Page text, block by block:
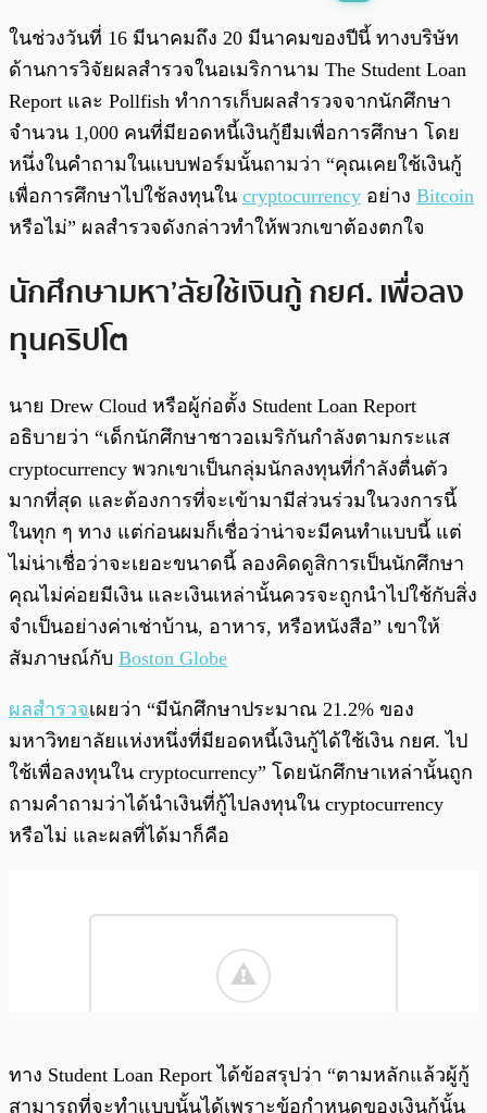
พร้อมเล่น 0:00 0:00
ในช่วงวันที่ 16 มีนาคมถึง 20 มีนาคมของปีนี้ ทางบริษัท
ด้านการวิจัยผลสำรวจในอเมริกานาม The Student Loan
Report และ Pollfish ทำการเก็บผลสำรวจจากนักศึกษา
จำนวน 1,000 คนที่มียอดหนี้เงินกู้ยืมเพื่อการศึกษา โดย
หนึ่งในคำถามในแบบฟอร์มนั้นถามว่า “คุณเคยใช้เงินกู้
เพื่อการศึกษาไปใช้ลงทุนใน cryptocurrency อย่าง Bitcoin
หรือไม่” ผลสำรวจดังกล่าวทำให้พวกเขาต้องตกใจ
นักศึกษามหา’ลัยใช้เงินกู้ กยศ. เพื่อลง
ทุนคริปโต
นาย Drew Cloud หรือผู้ก่อตั้ง Student Loan Report
อธิบายว่า “เด็กนักศึกษาชาวอเมริกันกำลังตามกระแส
cryptocurrency พวกเขาเป็นกลุ่มนักลงทุนที่กำลังตื่นตัว
มากที่สุด และต้องการที่จะเข้ามามีส่วนร่วมในวงการนี้
ในทุก ๆ ทาง แต่ก่อนผมก็เชื่อว่าน่าจะมีคนทำแบบนี้ แต่
ไม่น่าเชื่อว่าจะเยอะขนาดนี้ ลองคิดดูสิการเป็นนักศึกษา
คุณไม่ค่อยมีเงิน และเงินเหล่านั้นควรจะถูกนำไปใช้กับสิ่ง
จำเป็นอย่างค่าเช่าบ้าน, อาหาร, หรือหนังสือ” เขาให้
สัมภาษณ์กับ Boston Globe
ผลสำรวจเผยว่า “มีนักศึกษาประมาณ 21.2% ของ
มหาวิทยาลัยแห่งหนึ่งที่มียอดหนี้เงินกู้ได้ใช้เงิน กยศ. ไป
ใช้เพื่อลงทุนใน cryptocurrency” โดยนักศึกษาเหล่านั้นถูก
ถามคำถามว่าได้นำเงินที่กู้ไปลงทุนใน cryptocurrency
หรือไม่ และผลที่ได้มาก็คือ
ทาง Student Loan Report ได้ข้อสรุปว่า “ตามหลักแล้วผู้กู้
สามารถที่จะทำแบบนั้นได้เพราะข้อกำหนดของเงินกู้นั้น